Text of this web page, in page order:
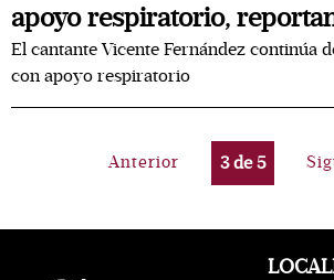
apoyo respiratorio,
El cantante Vicente Fernández continúa
con apoyo respiratorio
Anterior 3de5